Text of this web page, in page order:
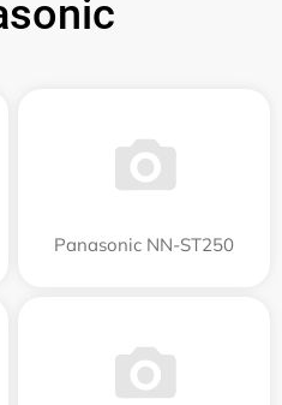
Panasonic NN-ST250